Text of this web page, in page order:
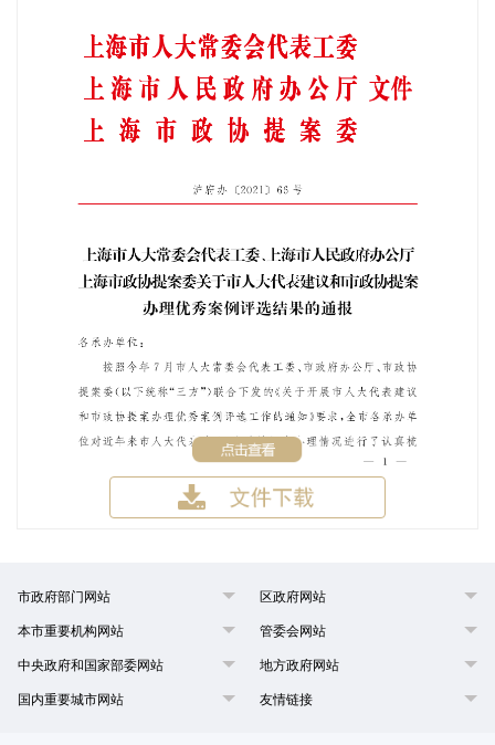
市政府部门网站 区政府网站
本市重要机构网站 管委会网站
中央政府和国家部委网站 地方政府网站
国内重要城市网站 友情链接